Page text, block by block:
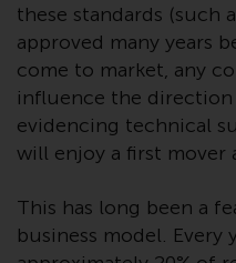
Produkte und
Diese Website
Fähigkeiten
dient nur zu
Materialien
these standards (such
approved many years
come to market, any
influence the
evidencing technical
will enjoy a first mover
This has long been a
business model. Every